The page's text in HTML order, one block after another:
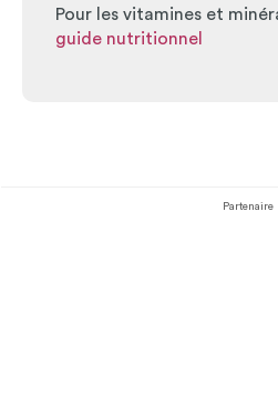
Pour les vitamines et
guide nutritionnel
Partenaire